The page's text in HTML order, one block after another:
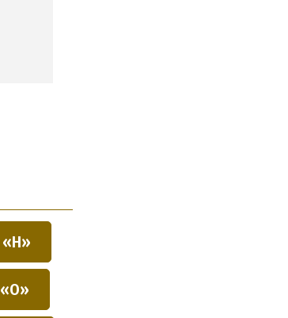
«H»
«O»